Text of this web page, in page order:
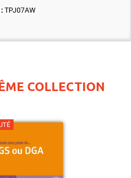
TPJ07AW
COLLECTION